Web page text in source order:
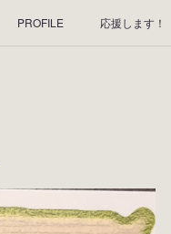
PROFILE 応援します！